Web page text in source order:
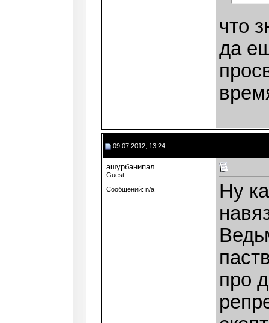
что
да
09.07.2012, 13:24
ашурбанипал
Guest
Сообщений: n/a
Ну
про